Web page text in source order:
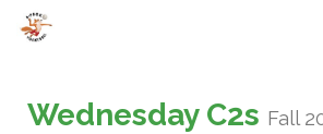
Wednesday C2s Fall